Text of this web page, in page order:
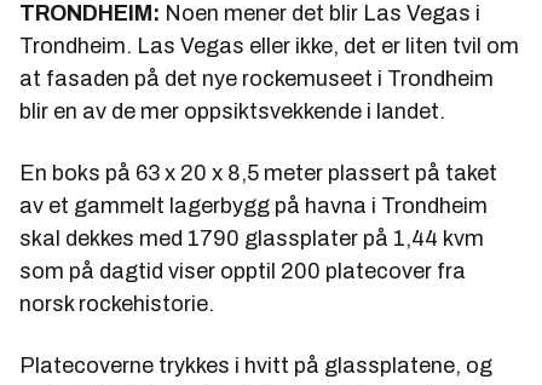
TRONDHEIM: Noen mener det blir Las Vegas i
Trondheim. Las Vegas eller ikke, det er liten tvil om
at fasaden på det nye rockemuseet i Trondheim
blir en av de mer oppsiktsvekkende i landet.
En boks på 63 x 20 x 8,5 meter plassert på taket
av et gammelt lagerbygg på havna i Trondheim
skal dekkes med 1790 glassplater på 1,44 kvm
som på dagtid viser opptil 200 platecover fra
norsk rockehistorie.
Platecoverne trykkes i hvitt på glassplatene, og